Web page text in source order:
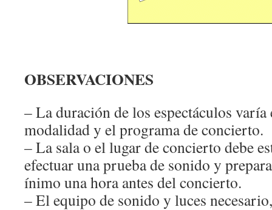
OBSERVACIONES
– La duración de los espectáculos
modalidad y el programa de concierto.
– La sala o el lugar de concierto debe
efectuar una prueba de sonido y
ínimo una hora antes del concierto.
– El equipo de sonido y luces